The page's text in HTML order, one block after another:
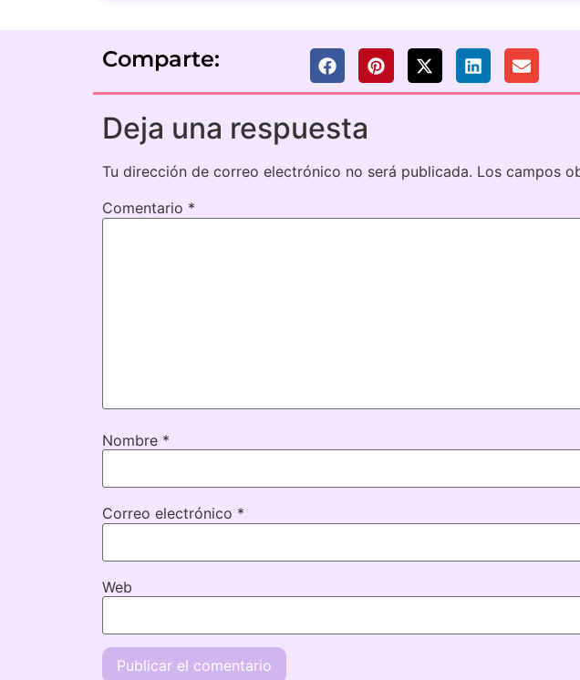
Comparte:
Deja una respuesta
Tu dirección de correo electrónico no será publicada. Los campos
Comentario *
Nombre *
Correo electrónico *
Web